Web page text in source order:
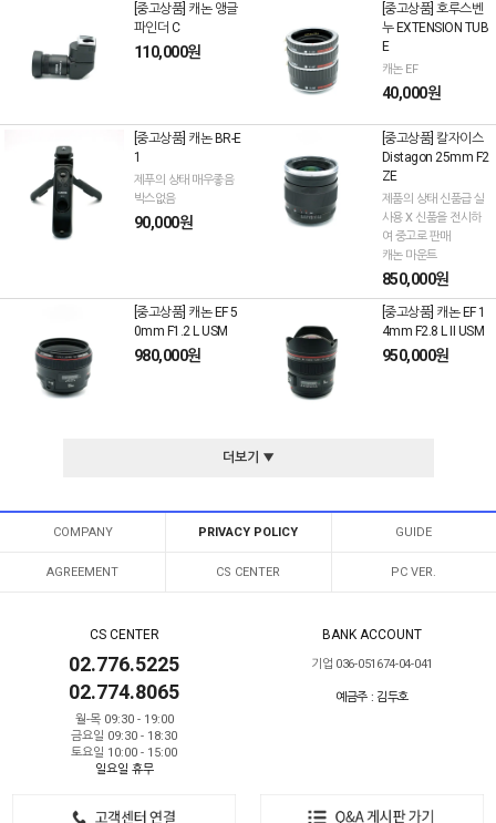
[중고상품] 캐논 앵글
파인더 C
110,000원
[중고상품] 호루스벤
누 EXTENSION TUB
E
캐논 EF
40,000원
[중고상품] 캐논 BR-E
1
제푸의 상태 매우좋음
박스없음
90,000원
[중고상품] 칼자이스
Distagon 25mm F2
ZE
제품의 상태 신품급 실
사용 X 신품을 전시하
여 중고로 판매
캐논 마운트
850,000원
[중고상품] 캐논 EF 5
0mm F1.2 L USM
980,000원
[중고상품] 캐논 EF 1
4mm F2.8 L II USM
950,000원
더보기 ▼
COMPANY PRIVACY POLICY GUIDE
AGREEMENT CS CENTER PC VER.
CS CENTER
02.776.5225
02.774.8065
월-목 09:30 - 19:00
금요일 09:30 - 18:30
토요일 10:00 - 15:00
일요일 휴무
BANK ACCOUNT
기업 036-051674-04-041
예금주 : 김두호